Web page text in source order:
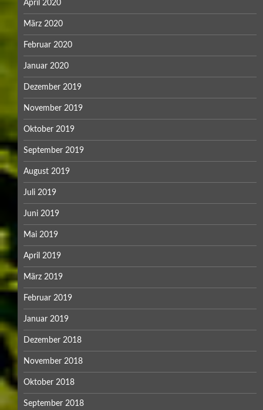
April 2020
März 2020
Februar 2020
Januar 2020
Dezember 2019
November 2019
Oktober 2019
September 2019
August 2019
Juli 2019
Juni 2019
Mai 2019
April 2019
März 2019
Februar 2019
Januar 2019
Dezember 2018
November 2018
Oktober 2018
September 2018